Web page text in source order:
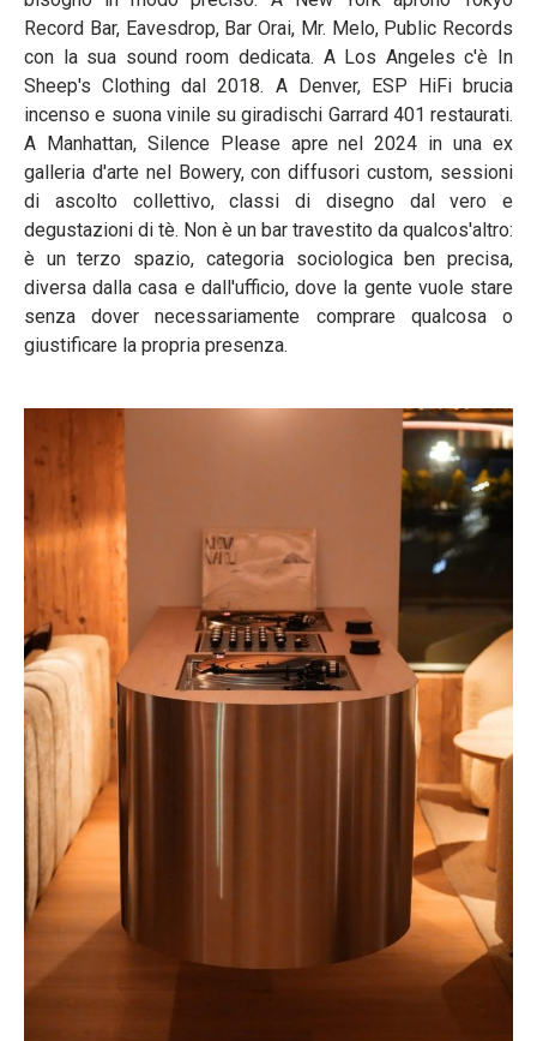
Record Bar, Eavesdrop, Bar Orai, Mr. Melo, Public Records
con la sua sound room dedicata. A Los Angeles c'è In
Sheep's Clothing dal 2018. A Denver, ESP HiFi brucia
incenso e suona vinile su giradischi Garrard 401 restaurati.
A Manhattan, Silence Please apre nel 2024 in una ex
galleria d'arte nel Bowery, con diffusori custom, sessioni
di ascolto collettivo, classi di disegno dal vero e
degustazioni di tè. Non è un bar travestito da qualcos'altro:
è un terzo spazio, categoria sociologica ben precisa,
diversa dalla casa e dall'ufficio, dove la gente vuole stare
senza dover necessariamente comprare qualcosa o
giustificare la propria presenza.